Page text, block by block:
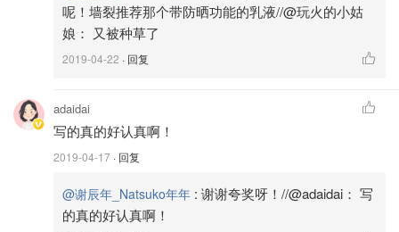
🌟主要成分🌟
北极地热粘土、绣线菊果油、智利皂树树皮、杏仁油、薄荷
无防腐剂、无动物实验、纯素产品，任何肌肤可用。因为是
无泡低致敏性，所以敏感肌也可以哦！
呢！墙裂推荐那个带防晒功能的乳液//@玩火的小姑
娘： 又被种草了
2019-04-22 · 回复
adaidai
写的真的好认真啊！
2019-04-17 · 回复
@谢辰年_Natsuko年年 : 谢谢夸奖呀！//@adaidai： 写
的真的好认真啊！